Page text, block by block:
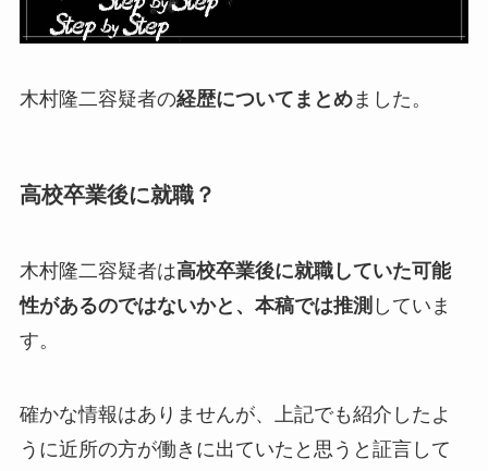
木村隆二容疑者の経歴についてまとめました。
高校卒業後に就職？
木村隆二容疑者は高校卒業後に就職していた可能
性があるのではないかと、本稿では推測 していま
す。
確かな情報はありませんが、上記でも紹介したよ
うに近所の方が働きに出ていたと思うと証言して